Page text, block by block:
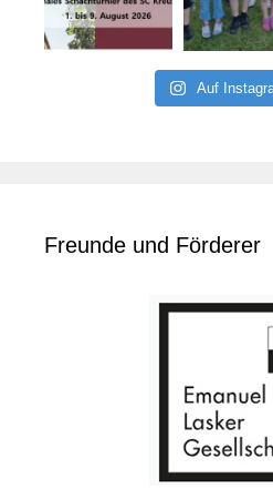
Auf
Freunde und Förderer